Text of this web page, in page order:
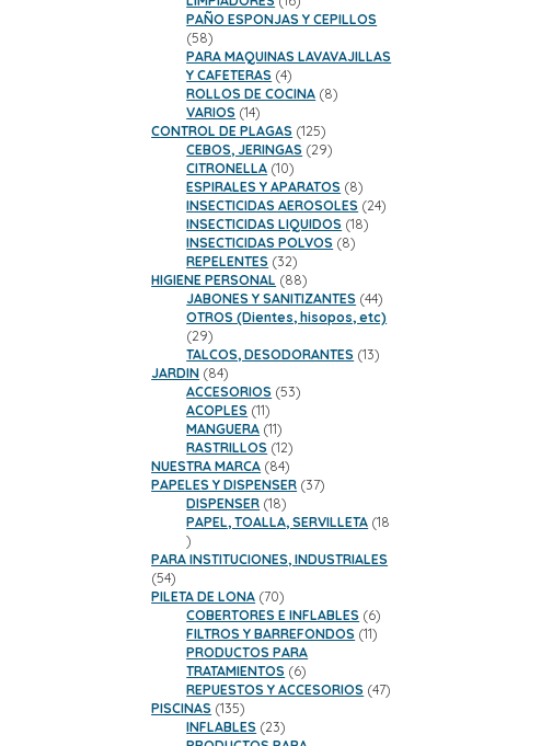
productos
PAÑO ESPONJAS Y CEPILLOS
5858
productos
PARA MAQUINAS LAVAVAJILLAS
Y CAFETERAS 44
productos
ROLLOS DE COCINA 88
VARIOS 1414
productos
CONTROL DE PLAGAS 125125
productos
CEBOS, JERINGAS 2929
CITRONELLA 1010
productos
ESPIRALES Y APARATOS 88
productos
INSECTICIDAS AEROSOLES 2424
INSECTICIDAS LIQUIDOS 1818
INSECTICIDAS POLVOS 88
REPELENTES 3232
productos
HIGIENE PERSONAL 8888
productos
JABONES Y SANITIZANTES 4444
productos
OTROS (Dientes, hisopos, etc)
2929
productos
TALCOS, DESODORANTES 1313
JARDIN 8484
productos
ACCESORIOS 5353
ACOPLES 1111
productos
MANGUERA 1111
productos
RASTRILLOS 1212
productos
NUESTRA MARCA 8484
productos
PAPELES Y DISPENSER 3737
DISPENSER 1818
productos
PAPEL, TOALLA, SERVILLETA 18
18
productos
PARA INSTITUCIONES, INDUSTRIALES
5454
productos
PILETA DE LONA 7070
productos
COBERTORES E INFLABLES 66
productos
FILTROS Y BARREFONDOS 1111
PRODUCTOS PARA
TRATAMIENTOS 66
productos
REPUESTOS Y ACCESORIOS 4747
PISCINAS 135135
productos
INFLABLES 2323